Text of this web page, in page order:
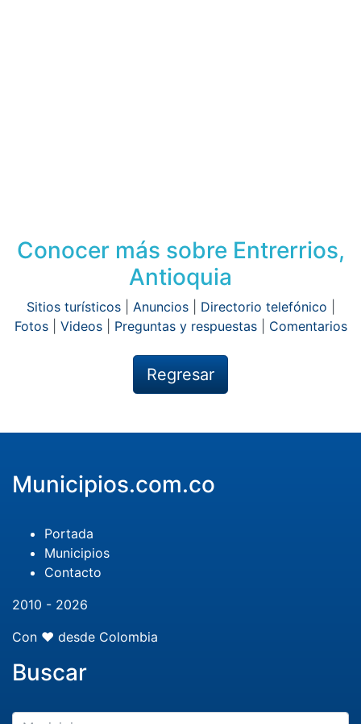
Conocer más sobre Entrerrios,
Antioquia
Sitios turísticos| Anuncios| Directorio telefónico
Fotos| Videos| Preguntas y respuestas| Comentarios
Regresar
Municipios.com.co
Portada
Municipios
Contacto
2010 - 2026
Con ❤️ desde Colombia
Buscar